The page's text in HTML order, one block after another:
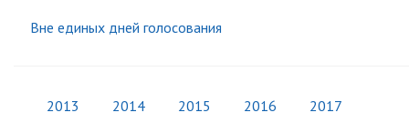
Вне единых дней голосования
2013 2014 2015 2016 2017